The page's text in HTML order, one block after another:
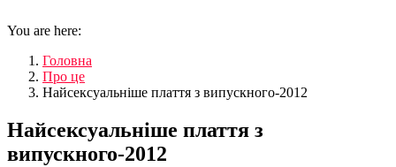
You are here:
Головна
Про це
Найсексуальніше плаття з випускного-2012
Найсексуальніше плаття з
випускного-2012